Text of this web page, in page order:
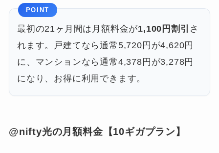
POINT
最初の21ヶ月間は月額料金が1,100円割引 さ
れます。戸建てなら通常5,720円が4,620円
に、マンションなら通常4,378円が3,278円
になり、お得に利用できます。
@nifty光の月額料金【10ギガプラン】